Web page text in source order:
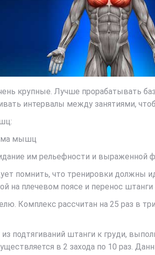
крупные. Лучше прорабатывать
интервалы между занятиями,
мышц
им рельефности и выраженной
помнить, что тренировки должны
на плечевом поясе и перенос
Комплекс рассчитан на 25 раз в
штанги к груди,
в 2 захода по 10 раз.